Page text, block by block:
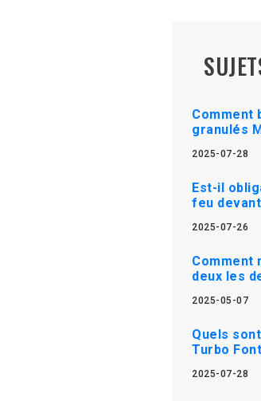
Comment
granulés
2025-07-28
Est-il
feu
2025-07-26
Comment
deux les
2025-05-07
Quels
Turbo
2025-07-28